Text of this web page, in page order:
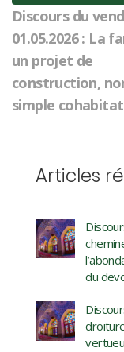
Discours du
01.05.2026 : La
un projet de
construction,
simple
Articles
du